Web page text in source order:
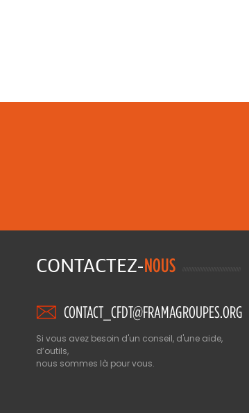
CONTACTEZ-NOUS
CONTACT_CFDT@FRAMAGROUPES.ORG
Si vous avez besoin d'un conseil, d'une aide,
d’outils,
nous sommes là pour vous.